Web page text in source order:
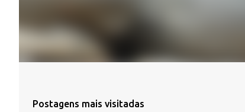
Postagens mais visitadas